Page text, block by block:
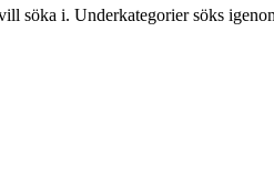
söka i. Underkategorier söks